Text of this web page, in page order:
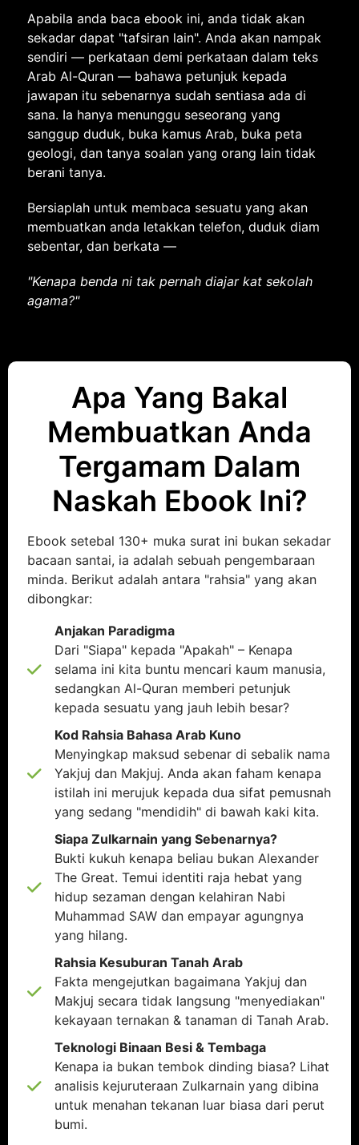
Apabila anda baca ebook ini, anda tidak akan
sekadar dapat "tafsiran lain". Anda akan nampak
sendiri — perkataan demi perkataan dalam teks
Arab Al-Quran — bahawa petunjuk kepada
jawapan itu sebenarnya sudah sentiasa ada di
sana. Ia hanya menunggu seseorang yang
sanggup duduk, buka kamus Arab, buka peta
geologi, dan tanya soalan yang orang lain tidak
berani tanya.
Bersiaplah untuk membaca sesuatu yang akan
membuatkan anda letakkan telefon, duduk diam
sebentar, dan berkata —
"Kenapa benda ni tak pernah diajar kat sekolah
agama?"
Apa Yang Bakal
Membuatkan Anda
Tergamam Dalam
Naskah Ebook Ini?
Ebook setebal 130+ muka surat ini bukan sekadar
bacaan santai, ia adalah sebuah pengembaraan
minda. Berikut adalah antara "rahsia" yang akan
dibongkar:
Anjakan Paradigma
Dari "Siapa" kepada "Apakah" – Kenapa
selama ini kita buntu mencari kaum manusia,
sedangkan Al-Quran memberi petunjuk
kepada sesuatu yang jauh lebih besar?
Kod Rahsia Bahasa Arab Kuno
Menyingkap maksud sebenar di sebalik nama
Yakjuj dan Makjuj. Anda akan faham kenapa
istilah ini merujuk kepada dua sifat pemusnah
yang sedang "mendidih" di bawah kaki kita.
Siapa Zulkarnain yang Sebenarnya?
Bukti kukuh kenapa beliau bukan Alexander
The Great. Temui identiti raja hebat yang
hidup sezaman dengan kelahiran Nabi
Muhammad SAW dan empayar agungnya
yang hilang.
Rahsia Kesuburan Tanah Arab
Fakta mengejutkan bagaimana Yakjuj dan
Makjuj secara tidak langsung "menyediakan"
kekayaan ternakan & tanaman di Tanah Arab.
Teknologi Binaan Besi & Tembaga
Kenapa ia bukan tembok dinding biasa? Lihat
analisis kejuruteraan Zulkarnain yang dibina
untuk menahan tekanan luar biasa dari perut
bumi.